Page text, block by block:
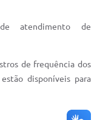
atendimento de
de frequência dos
disponíveis para